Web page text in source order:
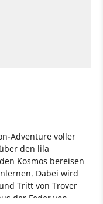
Adventure voller
den lila
Kosmos bereisen
Dabei wird
Tritt von Trover
der Feder von